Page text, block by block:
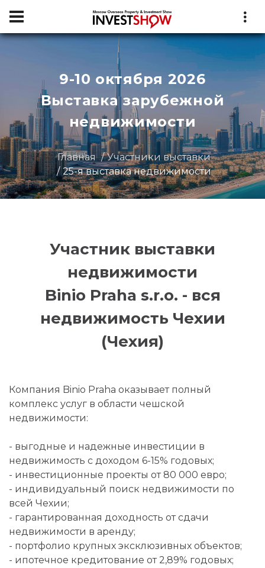
9-10 октября 2026
Выставка зарубежной
недвижимости
Главная
Участники выставки
25-я выставка недвижимости
Участник выставки
недвижимости
Binio Praha s.r.o. - вся
недвижимость Чехии
(Чехия)
Компания Binio Praha оказывает полный
комплекс услуг в области чешской
недвижимости:
- выгодные и надежные инвестиции в
недвижимость с доходом 6-15% годовых;
- инвестиционные проекты от 80 000 евро;
- индивидуальный поиск недвижимости по
всей Чехии;
- гарантированная доходность от сдачи
недвижимости в аренду;
- портфолио крупных эксклюзивных объектов;
- ипотечное кредитование от 2,89% годовых;